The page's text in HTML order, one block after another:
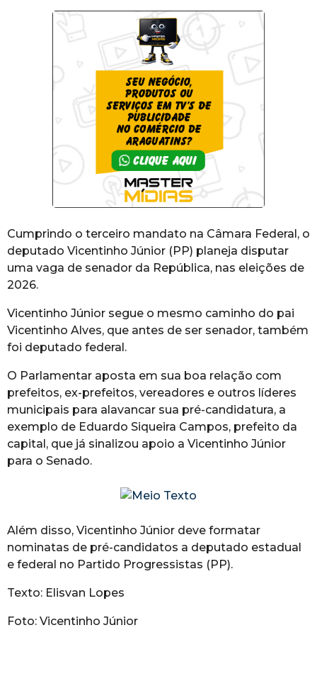
Cumprindo o terceiro mandato na Câmara Federal, o
deputado Vicentinho Júnior (PP) planeja disputar
uma vaga de senador da República, nas eleições de
2026.
Vicentinho Júnior segue o mesmo caminho do pai
Vicentinho Alves, que antes de ser senador, também
foi deputado federal.
O Parlamentar aposta em sua boa relação com
prefeitos, ex-prefeitos, vereadores e outros líderes
municipais para alavancar sua pré-candidatura, a
exemplo de Eduardo Siqueira Campos, prefeito da
capital, que já sinalizou apoio a Vicentinho Júnior
para o Senado.
Além disso, Vicentinho Júnior deve formatar
nominatas de pré-candidatos a deputado estadual
e federal no Partido Progressistas (PP).
Texto: Elisvan Lopes
Foto: Vicentinho Júnior